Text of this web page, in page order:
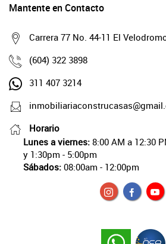
Mantente en Contacto
Carrera 77 No. 44-11 El
(604) 322 3898
311 407 3214
Horario
Lunes a viernes: 8:00 AM a 12:30
y 1:30pm - 5:00pm
Sábados: 08:00am - 12:00pm